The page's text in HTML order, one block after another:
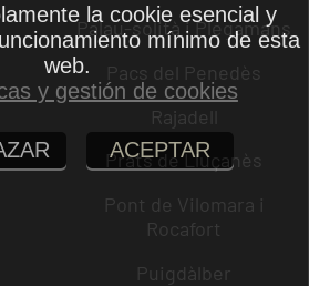
Palau-solità i Plegamans
Pacs del Penedès
Rajadell
Prats de Lluçanès
Pont de Vilomara i
Rocafort
Puigdàlber
la cookie esencial y
mínimo de esta
web.
y gestión de cookies
ACEPTAR